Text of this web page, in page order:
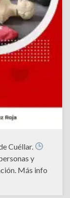
Cuéllar.
y
Más info